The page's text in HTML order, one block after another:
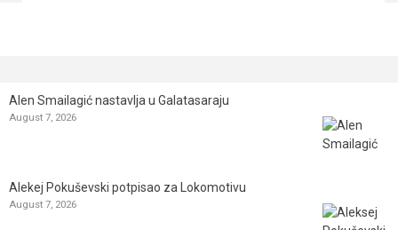
Alen Smailagić nastavlja u Galatasaraju
August 7, 2026
Alekej Pokuševski potpisao za Lokomotivu
August 7, 2026